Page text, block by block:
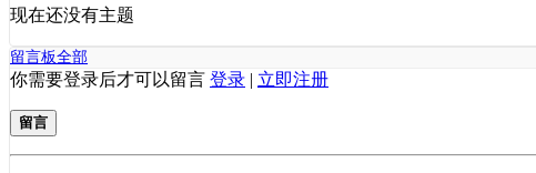
现在还没有主题
留言板全部
你需要登录后才可以留言 登录 | 立即注册
留言